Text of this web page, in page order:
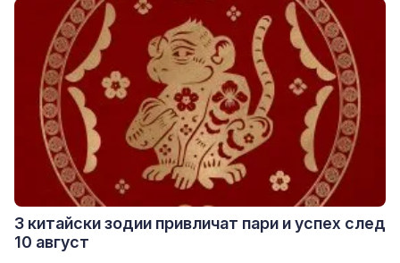
3 китайски зодии привличат пари и успех след
10 август